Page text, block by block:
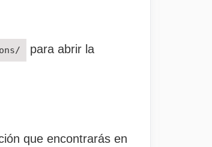
para abrir la
que encontrarás en